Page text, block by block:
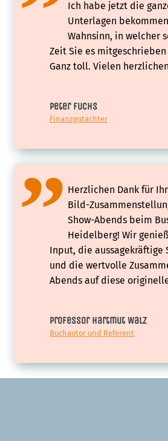
Ich habe jetzt die
Unterlagen
Wahnsinn, in welcher
Zeit Sie es mitgeschrieben
Ganz toll. Vielen
Peter Fuchs
Finanzgutachter
Herzlichen Dank für
Bild-
Show-Abends beim
Heidelberg! Wir
Input, die aussagekräftige
und die wertvolle
Abends auf diese
Professor Hartmut Walz
Buchautor und Referent